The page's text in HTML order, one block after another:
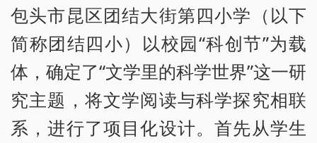
包头市昆区团结大街第四小学（以下
简称团结四小）以校园“科创节”为载
体，确定了“文学里的科学世界”这一研
究主题，将文学阅读与科学探究相联
系，进行了项目化设计。首先从学生